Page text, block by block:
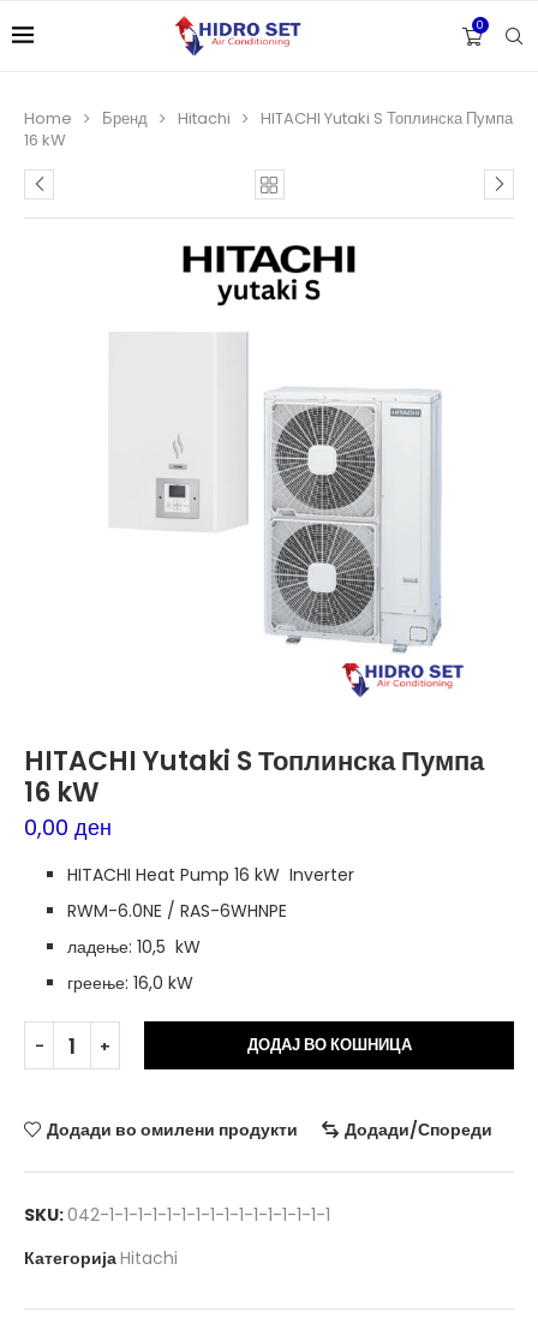
0
Home Бренд Hitachi
HITACHI Yutaki S Топлинска Пумпа
16 kW
HITACHI Yutaki S Топлинска Пумпа
16 kW
0,00 ден
HITACHI Heat Pump 16 kW Inverter
RWM-6.0NE / RAS-6WHNPE
ладење: 10,5 kW
греење: 16,0 kW
ДОДАЈ ВО КОШНИЦА
Додади во омилени продукти Додади/Спореди
SKU:042-1-1-1-1-1-1-1-1-1-1-1-1-1-1-1-1
КатегоријаHitachi